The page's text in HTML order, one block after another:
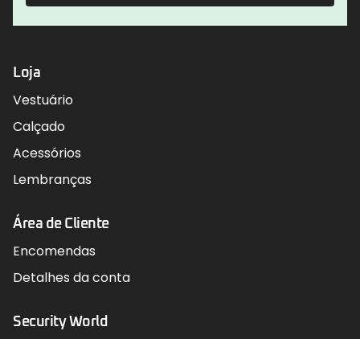
Loja
Vestuário
Calçado
Acessórios
Lembranças
Área de Cliente
Encomendas
Detalhes da conta
Security World